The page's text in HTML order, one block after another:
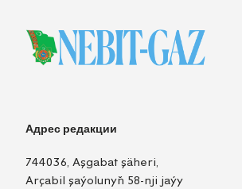
Адрес редакции
744036, Aşgabat şäheri,
Arçabil şaýolunyň 58-nji jaýy